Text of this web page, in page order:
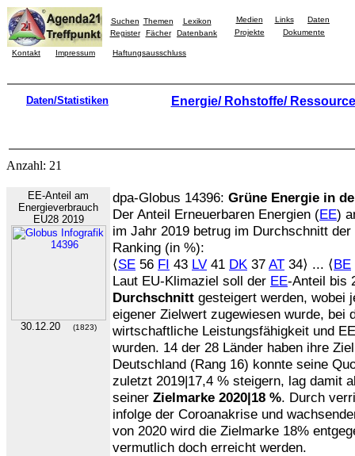
Suchen Themen
Lexikon
Register
Fächer Datenbank
Medien Links
Daten
Projekte
Dokumente
Kontakt Impressum Haftungsausschluss
Daten/Statistiken Energie/ Rohstoffe/
Anzahl: 21
EE-Anteil am
Energieverbrauch
EU28 2019
30.12.20 (1823)
dpa-Globus 14396: Grüne Energie in
Der Anteil Erneuerbaren Energien (EE)
im Jahr 2019 betrug im Durchschnitt
Ranking (in %):
⟨SE 56 FI 43 LV 41 DK 37 AT 34⟩ ... ⟨BE
Laut EU-Klimaziel soll der EE-Anteil bis
Durchschnitt gesteigert werden, wobei
eigener Zielwert zugewiesen wurde, bei
wirtschaftliche Leistungsfähigkeit und
wurden. 14 der 28 Länder haben ihre
Deutschland (Rang 16) konnte seine
zuletzt 2019|17,4 % steigern, lag damit
seiner Zielmarke 2020|18 %. Durch
infolge der Coroanakrise und
von 2020 wird die Zielmarke 18%
vermutlich doch erreicht werden.